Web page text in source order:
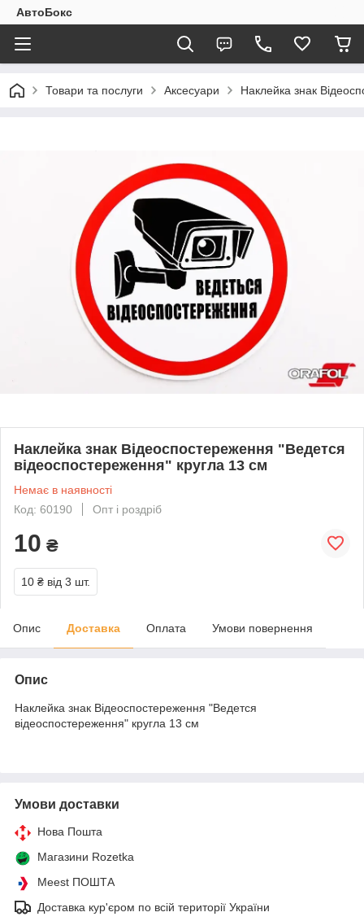
АвтоБокс
Товари та послуги Аксесуари Наклейка знак
Наклейка знак Відеоспостереження "Ведется
відеоспостереження" кругла 13 см
Немає в наявності
Код: 60190
Опт і роздріб
10 ₴
10 ₴ від 3 шт.
Опис Доставка Оплата Умови повернення
Опис
Наклейка знак Відеоспостереження "Ведется
відеоспостереження" кругла 13 см
Умови доставки
Нова Пошта
Магазини Rozetka
Meest ПОШТА
Доставка кур'єром по всій території України